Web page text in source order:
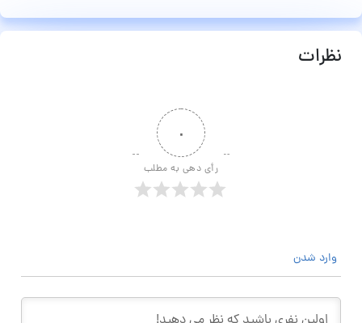
نظرات
۰
رأی دهی به مطلب
وارد شدن